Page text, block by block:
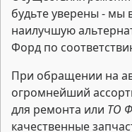
будьте уверены - мы
наилучшую
Форд по
При обращении на
огромнейший
для ремонта или ТО
качественные